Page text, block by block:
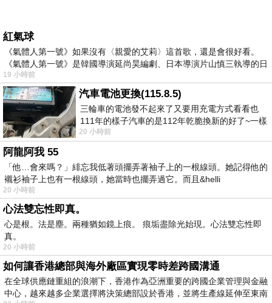
紅氣球
《氣體人第一號》如果沒有〈親愛的艾莉〉這首歌，還是會很好看。
《氣體人第一號》是韓國導演延尚昊編劇、日本導演片山慎三執導的日
19 小時前
汽車電池更換(115.8.5)
三輪車的電池發不起來了又要用充電方式看看也
111年的樣子汽車的是112年乾脆換新的好了~一樣
在阿炮電池買的漲了一百多塊吧
20 小時前
阿龍阿我 55
「他…會來嗎？」緋忘我低著頭擺弄著袖子上的一根線頭。她記得他的
襯衫袖子上也有一根線頭，她當時也擺弄過它。而且&helli
20 小時前
心法雙忘性即真。
心是根。法是塵。兩種猶如鏡上痕。 痕垢盡除光始現。心法雙忘性即
真。
20 小時前
如何讓香港總部與海外廠區實現零時差跨國溝通
在全球供應鏈重組的浪潮下，香港作為亞洲重要的跨國企業管理與金融
中心，越來越多企業選擇將決策總部設於香港，並將生產線延伸至東南